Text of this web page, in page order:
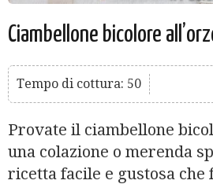
Ciambellone bicolore
Tempo di cottura: 50
Provate il ciambellone
una colazione o merenda
ricetta facile e gustosa